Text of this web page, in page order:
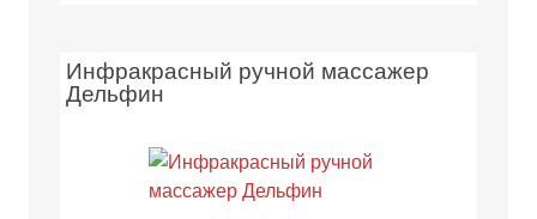
Инфракрасный ручной массажер
Дельфин